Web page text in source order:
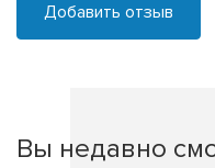
Добавить отзыв
Вы недавно